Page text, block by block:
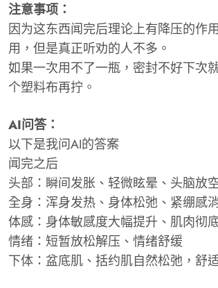
注意事项：
因为这东西闻完后理论上有降压的作
用，但是真正听劝的人不多。
如果一次用不了一瓶，密封不好下次
个塑料布再拧。
AI问答：
以下是我问AI的答案
闻完之后
头部：瞬间发胀、轻微眩晕、头脑放
全身：浑身发热、身体松弛、紧绷感
体感：身体敏感度大幅提升、肌肉彻
情绪：短暂放松解压、情绪舒缓
下体：盆底肌、括约肌自然松弛，舒